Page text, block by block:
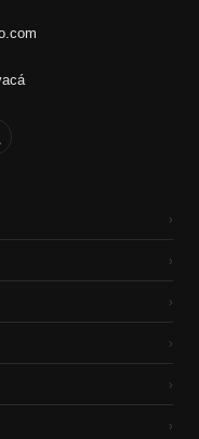
›
›
›
›
›
›